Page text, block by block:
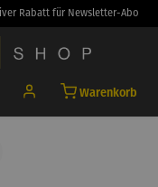
Rabatt für Newsletter-Abo
Warenkorb